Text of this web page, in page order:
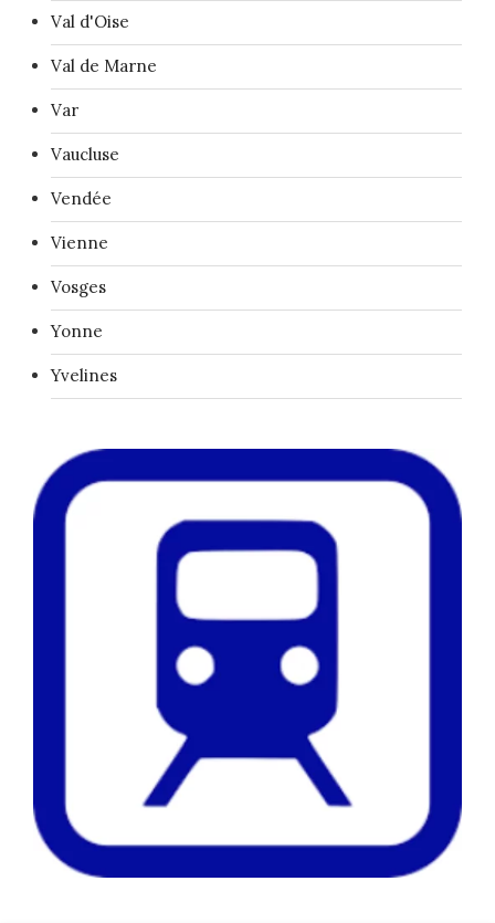
Val d'Oise
Val de Marne
Var
Vaucluse
Vendée
Vienne
Vosges
Yonne
Yvelines